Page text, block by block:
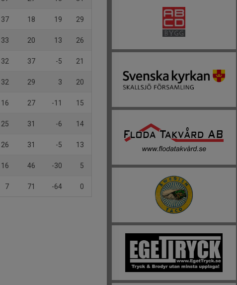
37 18 19 29
33 20 13 26
32 37 -5 21
32 29 3 20
16 27 -11 15
25 31 -6 14
26 31 -5 13
16 46 -30 5
7 71 -64 0